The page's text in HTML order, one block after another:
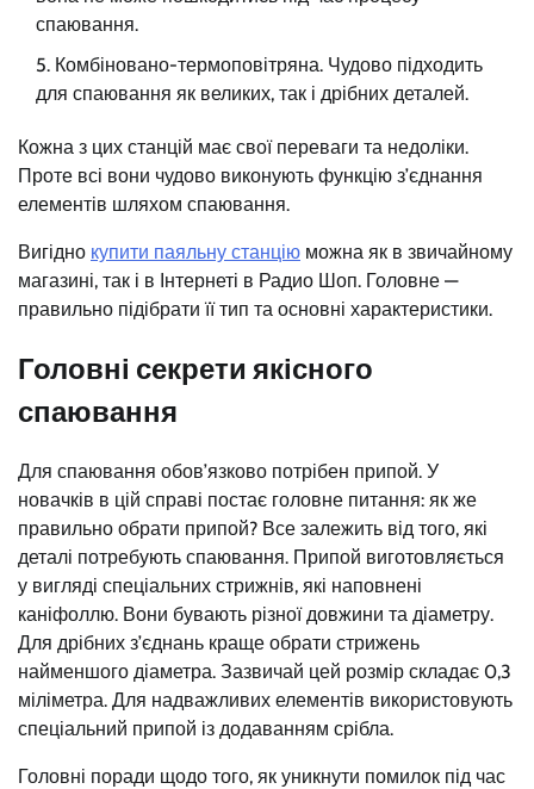
спаювання.
Комбіновано-термоповітряна. Чудово підходить
для спаювання як великих, так і дрібних деталей.
Кожна з цих станцій має свої переваги та недоліки.
Проте всі вони чудово виконують функцію з’єднання
елементів шляхом спаювання.
Вигідно купити паяльну станцію можна як в звичайному
магазині, так і в Інтернеті в Радио Шоп. Головне —
правильно підібрати її тип та основні характеристики.
Головні секрети якісного
спаювання
Для спаювання обов’язково потрібен припой. У
новачків в цій справі постає головне питання: як же
правильно обрати припой? Все залежить від того, які
деталі потребують спаювання. Припой виготовляється
у вигляді спеціальних стрижнів, які наповнені
каніфоллю. Вони бувають різної довжини та діаметру.
Для дрібних з’єднань краще обрати стрижень
найменшого діаметра. Зазвичай цей розмір складає 0,3
міліметра. Для надважливих елементів використовують
спеціальний припой із додаванням срібла.
Головні поради щодо того, як уникнути помилок під час